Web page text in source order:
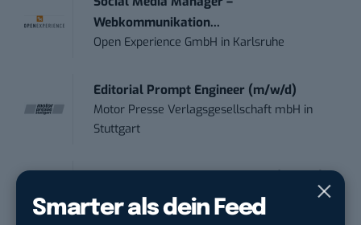
Smarter als dein Feed
Webkommunikation...
Open Experience GmbH in Karlsruhe
Editorial Prompt Engineer (m/w/d)
Motor Presse Verlagsgesellschaft mbH in
Stuttgart
Tropical Island Holding GmbH inKrausnick-
Groß Wasse...